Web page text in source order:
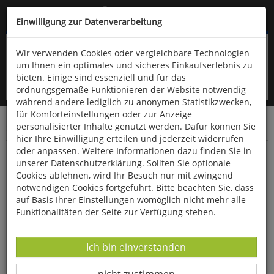
Kompletten Head der Seite überspringen
oder (06766) 9323-960
Startseite Bücher Biologie allgemein Diverses
Humanbiologie
Einwilligung zur Datenverarbeitung
Wir verwenden Cookies oder vergleichbare Technologien
um Ihnen ein optimales und sicheres Einkaufserlebnis zu
bieten. Einige sind essenziell und für das
ordnungsgemäße Funktionieren der Website notwendig
während andere lediglich zu anonymen Statistikzwecken,
für Komforteinstellungen oder zur Anzeige
personalisierter Inhalte genutzt werden. Dafür können Sie
hier Ihre Einwilligung erteilen und jederzeit widerrufen
oder anpassen. Weitere Informationen dazu finden Sie in
unserer Datenschutzerklärung. Sollten Sie optionale
Cookies ablehnen, wird Ihr Besuch nur mit zwingend
notwendigen Cookies fortgeführt. Bitte beachten Sie, dass
auf Basis Ihrer Einstellungen womöglich nicht mehr alle
Funktionalitäten der Seite zur Verfügung stehen.
Datenverarbeitung -
Ich bin einverstanden